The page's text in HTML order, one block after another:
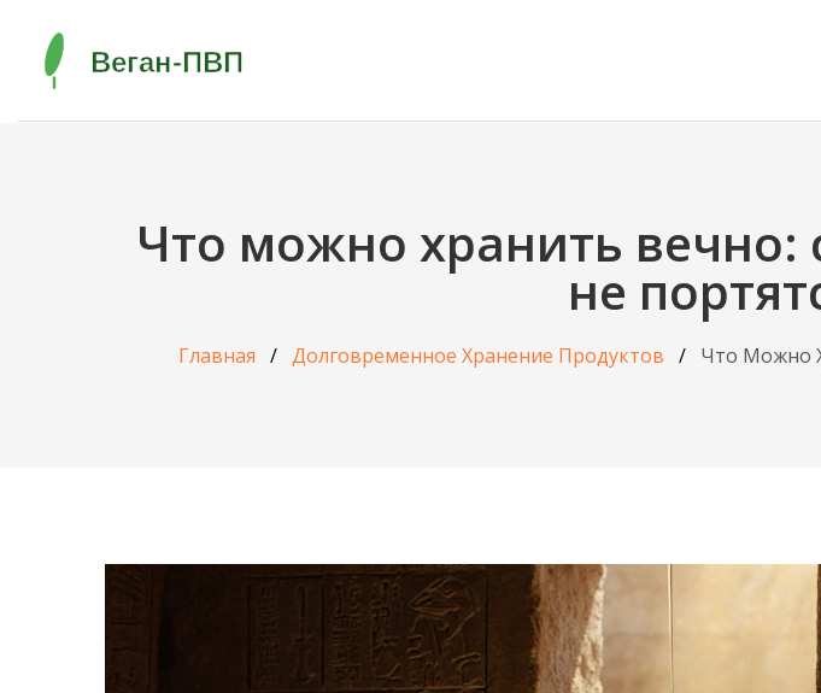
Что можно хранить вечно:
не
Главная Долговременное Хранение Продуктов Что Можно